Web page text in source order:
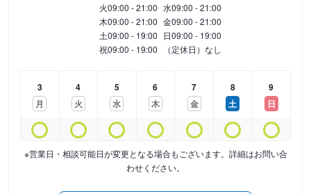
火09:00 - 21:00 水09:00 - 21:00
木09:00 - 21:00 金09:00 - 21:00
土09:00 - 19:00 日09:00 - 19:00
祝09:00 - 19:00 （定休日）なし
3
月
4
火
5
水
6
木
7
金
8
土
9
日
※営業日・相談可能日が変更となる場合もございます。詳細はお問い合
わせください。